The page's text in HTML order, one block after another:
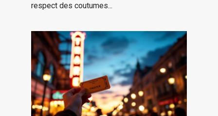
respect des coutumes...